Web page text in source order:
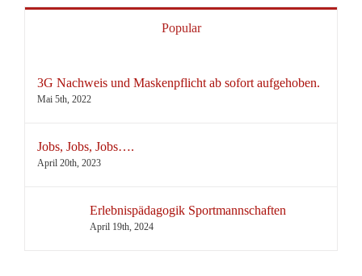
Popular
3G Nachweis und Maskenpflicht ab sofort aufgehoben.
Mai 5th, 2022
Jobs, Jobs, Jobs….
April 20th, 2023
Erlebnispädagogik Sportmannschaften
April 19th, 2024